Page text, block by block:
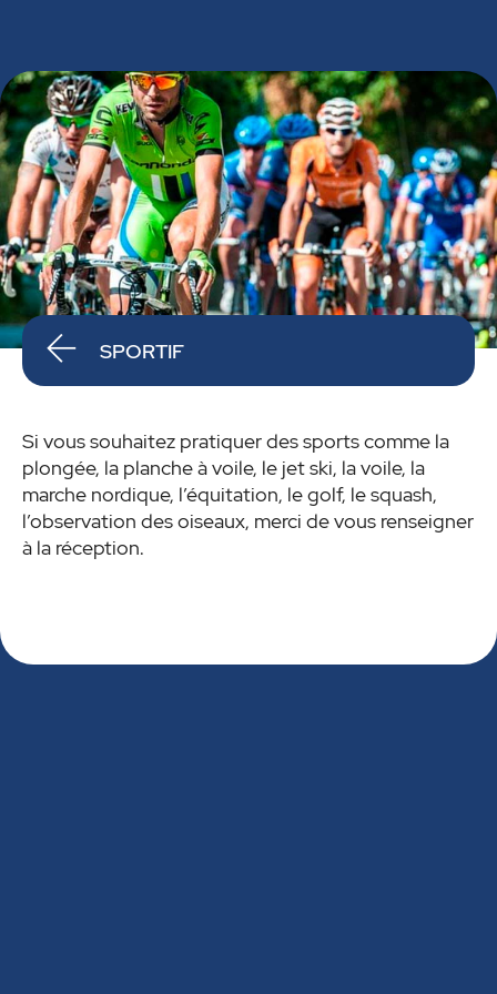
SPORTIF
Si vous souhaitez pratiquer des sports comme la
plongée, la planche à voile, le jet ski, la voile, la
marche nordique, l’équitation, le golf, le squash,
l’observation des oiseaux, merci de vous renseigner
à la réception.